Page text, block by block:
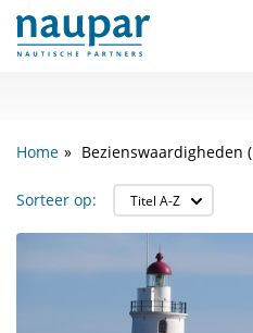
Home Bezienswaardigheden
Sorteer op: